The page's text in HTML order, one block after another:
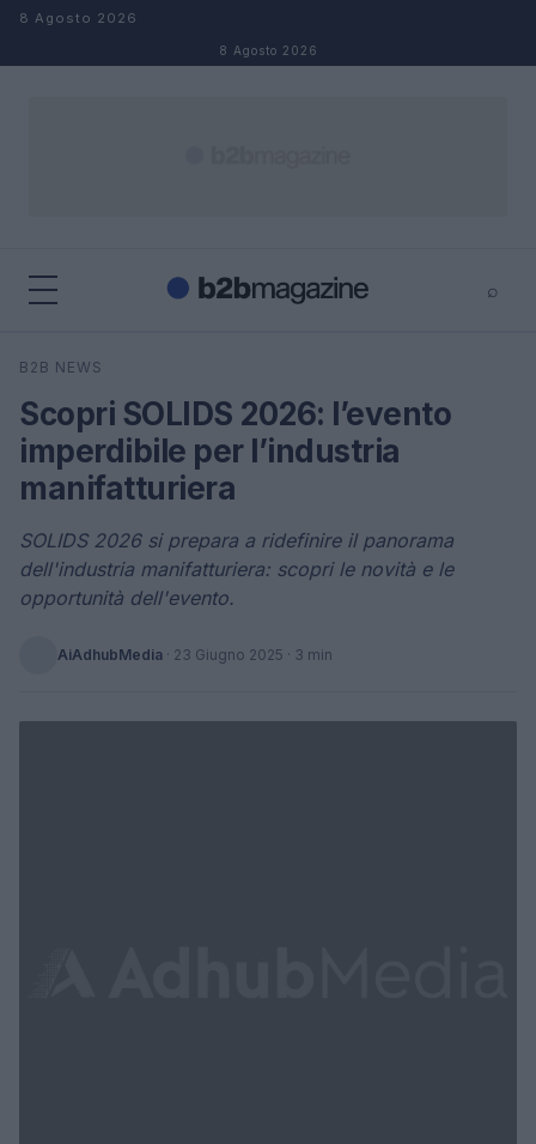
Salta al contenuto
8 Agosto 2026
8 Agosto 2026
⌕
Cerca
B2B NEWS
Scopri SOLIDS 2026: l’evento
imperdibile per l’industria
manifatturiera
SOLIDS 2026 si prepara a ridefinire il panorama
dell'industria manifatturiera: scopri le novità e le
opportunità dell'evento.
AiAdhubMedia · 23 Giugno 2025 · 3 min